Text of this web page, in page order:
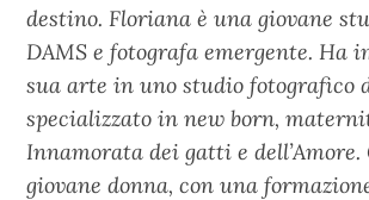
destino. Floriana è una giovane
DAMS e fotografa emergente. Ha
sua arte in uno studio fotografico
specializzato in new born,
Innamorata dei gatti e
giovane donna, con una